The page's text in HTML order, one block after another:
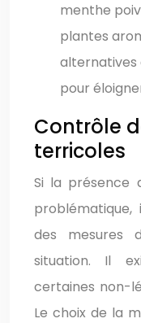
menthe
plantes
alternatives
pour
Contrôle
terricoles
Si la présence
des mesures
situation. Il
certaines non-
Le choix de la